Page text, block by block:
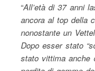
“All’età di 37 anni
ancora al top della
nonostante un
Dopo esser stato
stato vittima anche